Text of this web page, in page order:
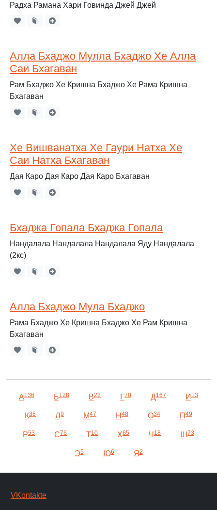
Радха Рамана Хари Говинда Джей Джей
Алла Бхаджо Мулла Бхаджо Хе Алла
Саи Бхагаван
Рам Бхаджо Хе Кришна Бхаджо Хе Рама Кришна
Бхагаван
Хе Вишванатха Хе Гаури Натха Хе
Саи Натха Бхагаван
Дая Каро Дая Каро Дая Каро Бхагаван
Бхаджа Гопала Бхаджа Гопала
Нандалала Нандалала Нандалала Яду Нандалала
(2кс)
Алла Бхаджо Мула Бхаджо
Рама Бхаджо Хе Кришна Бхаджо Хе Рам Кришна
Бхагаван
А136 Б128 В22 Г70 Д167 И 13
К36 Л 9 М47 Н 48 О34 П 49
Р53 С76 Т10 Х65 Ч 18 Ш 73
Э5 Ю6 Я2
VKontakte